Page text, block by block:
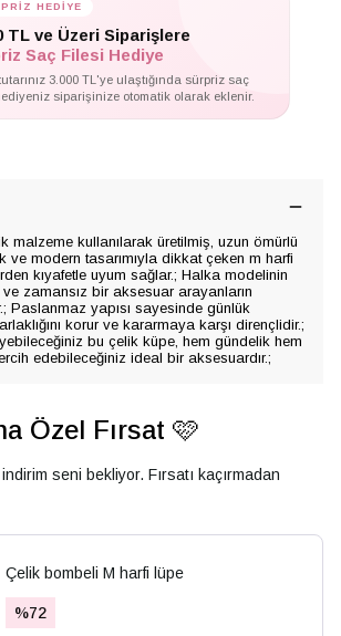
HEDİYE
TL ve Üzeri Siparişlere
Saç Filesi Hediye
3.000 TL'ye ulaştığında sürpriz saç
siparişinize otomatik olarak eklenir.
malzeme kullanılarak üretilmiş, uzun ömürlü
ve modern tasarımıyla dikkat çeken m harfi
kıyafetle uyum sağlar.; Halka modelinin
ve zamansız bir aksesuar arayanların
Paslanmaz yapısı sayesinde günlük
korur ve kararmaya karşı dirençlidir.;
bu çelik küpe, hem gündelik hem
edebileceğiniz ideal bir aksesuardır.;
Özel Fırsat 🩷
seni bekliyor. Fırsatı kaçırmadan
Çelik bombeli M harfi lüpe
%72